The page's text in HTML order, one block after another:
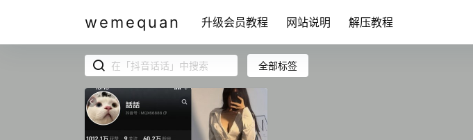
wemequan 升级会员教程 网站说明 解压教程
全部标签